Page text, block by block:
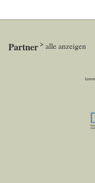
Partner alle anzeigen